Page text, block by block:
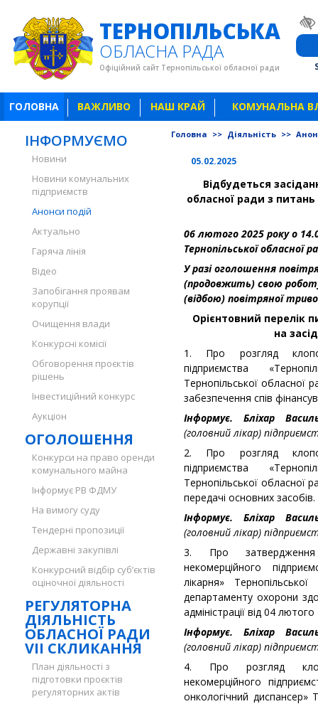
ТЕРНОПІЛЬСЬКА
ОБЛАСНА РАДА
Офіційний сайт Тернопільської обласної ради
ГОЛОВНА ВАЖЛИВО НАШ КРАЙ КОМУНАЛЬНА
ІНФОРМУЄМО
Новини
Новини комунальних
підприємств
Анонси подій
Актуально
Гаряча лінія
Відео
Запобігання проявам
корупції
Очищення влади
Конкурсні комісії
Обговорення проєктів
рішень
Інвестиційний конкурс
Аукціон
ОГОЛОШЕННЯ
Конкурси на право оренди
комунального майна
Інформує РВ ФДМУ
На вимогу суду
Тендерні пропозиції
Державні закупівлі
Конкурсний відбір суб’єктів
оціночної діяльності
РЕГУЛЯТОРНА
ДІЯЛЬНІСТЬ
ОБЛАСНОЇ РАДИ
VII СКЛИКАННЯ
План діяльності з
підготовки проєктів
регуляторних актів
Головна >> Діяльність >>
05.02.2025
Відбудеться
обласної ради з
06 лютого 2025 року о
Тернопільської обласної
У разі оголошення
(продовжить) свою
(відбою) повітряної
Орієнтовний перелік
на
1. Про розгляд
підприємства
Тернопільської обласної
забезпечення спів
Інформує. Бліхар
(головний лікар)
2. Про розгляд
підприємства
Тернопільської обласної
передачі основних засобів.
Інформує. Бліхар
(головний лікар)
3. Про затвердження
некомерційного
лікарня»
департаменту охорони
адміністрації від 04
Інформує. Бліхар
(головний лікар)
4. Про розгляд
некомерційного
онкологічний диспансер»